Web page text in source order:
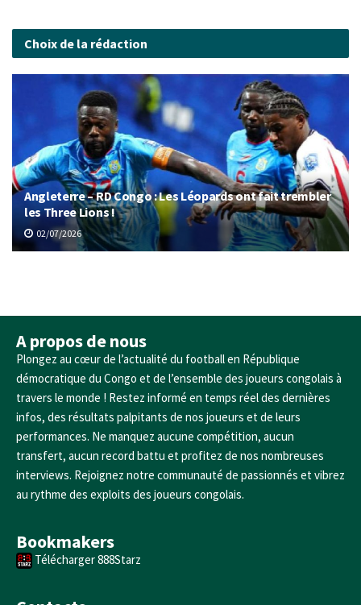
Choix de la rédaction
Angleterre – RD Congo : Les Léopards ont fait trembler
les Three Lions !
02/07/2026
A propos de nous
Plongez au cœur de l’actualité du football en République
démocratique du Congo et de l’ensemble des joueurs congolais à
travers le monde ! Restez informé en temps réel des dernières
infos, des résultats palpitants de nos joueurs et de leurs
performances. Ne manquez aucune compétition, aucun
transfert, aucun record battu et profitez de nos nombreuses
interviews. Rejoignez notre communauté de passionnés et vibrez
au rythme des exploits des joueurs congolais.
Bookmakers
Télécharger 888Starz